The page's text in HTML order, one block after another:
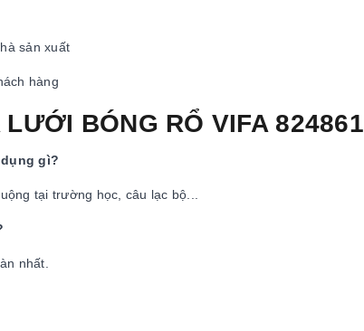
sản xuất
hàng
BÓNG RỔ VIFA 824861
dụng gì?
tại trường học, câu lạc bộ...
nhất.